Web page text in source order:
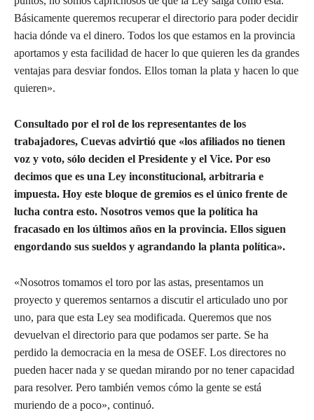
Básicamente queremos recuperar el directorio para poder decidir
hacia dónde va el dinero. Todos los que estamos en la provincia
aportamos y esta facilidad de hacer lo que quieren les da grandes
ventajas para desviar fondos. Ellos toman la plata y hacen lo que
quieren».
Consultado por el rol de los representantes de los
trabajadores, Cuevas advirtió que «los afiliados no tienen
voz y voto, sólo deciden el Presidente y el Vice. Por eso
decimos que es una Ley inconstitucional, arbitraria e
impuesta. Hoy este bloque de gremios es el único frente de
lucha contra esto. Nosotros vemos que la política ha
fracasado en los últimos años en la provincia. Ellos siguen
engordando sus sueldos y agrandando la planta política».
«Nosotros tomamos el toro por las astas, presentamos un
proyecto y queremos sentarnos a discutir el articulado uno por
uno, para que esta Ley sea modificada. Queremos que nos
devuelvan el directorio para que podamos ser parte. Se ha
perdido la democracia en la mesa de OSEF. Los directores no
pueden hacer nada y se quedan mirando por no tener capacidad
para resolver. Pero también vemos cómo la gente se está
muriendo de a poco», continuó.